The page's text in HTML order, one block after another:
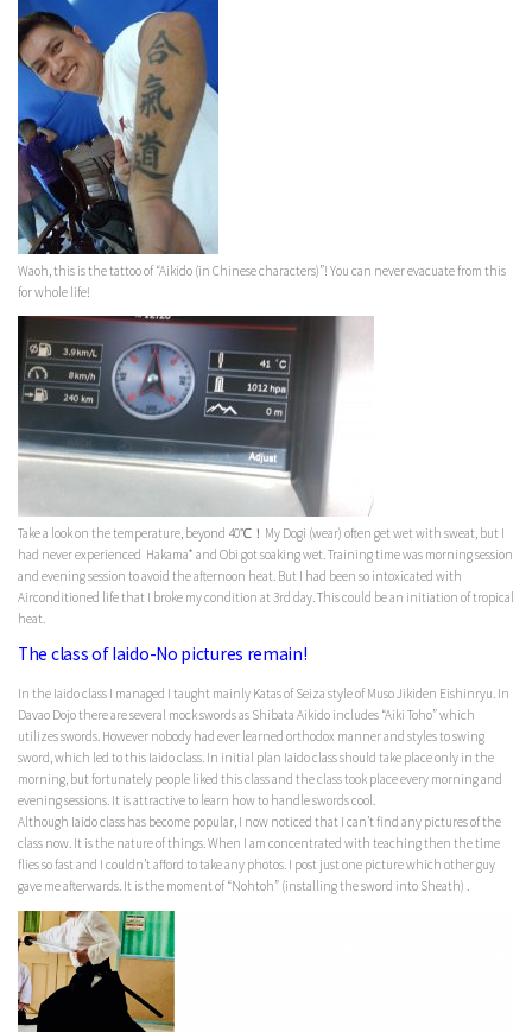
Waoh, this is the tattoo of “Aikido (in Chinese characters)”! You can never evacuate from this
for whole life!
Take a look on the temperature, beyond 40℃！My Dogi (wear) often get wet with sweat, but I
had never experienced Hakama* and Obi got soaking wet. Training time was morning session
and evening session to avoid the afternoon heat. But I had been so intoxicated with
Airconditioned life that I broke my condition at 3rd day. This could be an initiation of tropical
heat.
The class of Iaido-No pictures remain!
In the Iaido class I managed I taught mainly Katas of Seiza style of Muso Jikiden Eishinryu. In
Davao Dojo there are several mock swords as Shibata Aikido includes “Aiki Toho” which
utilizes swords. However nobody had ever learned orthodox manner and styles to swing
sword, which led to this Iaido class. In initial plan Iaido class should take place only in the
morning, but fortunately people liked this class and the class took place every morning and
evening sessions. It is attractive to learn how to handle swords cool.
Although Iaido class has become popular, I now noticed that I can’t find any pictures of the
class now. It is the nature of things. When I am concentrated with teaching then the time
flies so fast and I couldn’t afford to take any photos. I post just one picture which other guy
gave me afterwards. It is the moment of “Nohtoh” (installing the sword into Sheath) .